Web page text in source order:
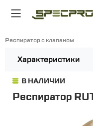
Респиратор с клапаном
Характеристики
В НАЛИЧИИ
Респиратор